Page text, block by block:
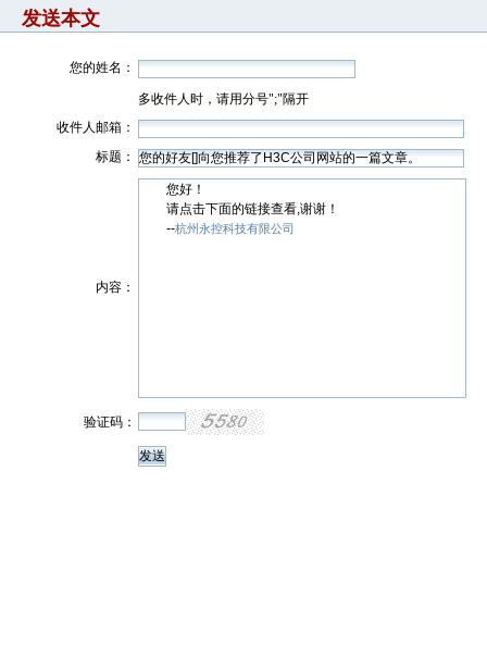
发送本文
您的姓名：
多收件人时，请用分号";"隔开
收件人邮箱：
标题：
内容：
您好！
请点击下面的链接查看,谢谢！
--杭州永控科技有限公司
验证码：